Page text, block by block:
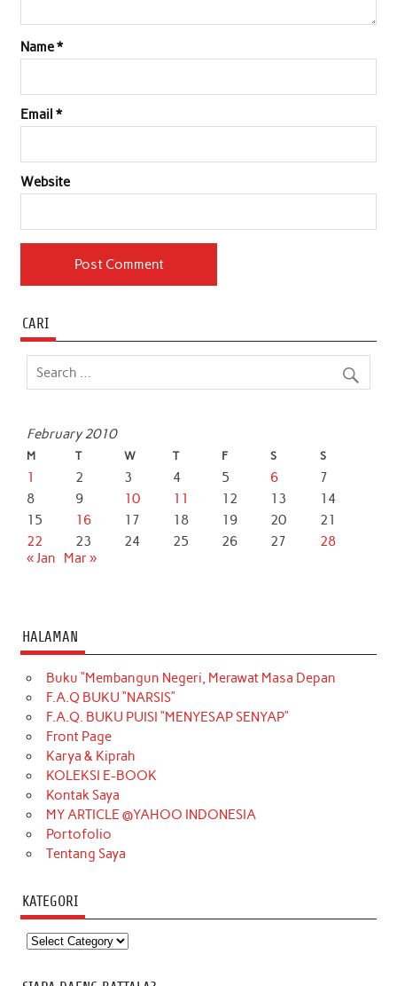
Name*
Email *
Website
CARI
February 2010
M T W T F S S
1 2 3 4 5 6
7
8
9 10 11 12 13
14
15
16 17 18 19 20
21
22
23 24 25 26 27
28
« Jan
Mar »
HALAMAN
Buku “Membangun Negeri, Merawat Masa Depan
F.A.Q BUKU “NARSIS”
F.A.Q. BUKU PUISI “MENYESAP SENYAP”
Front Page
Karya & Kiprah
KOLEKSI E-BOOK
Kontak Saya
MY ARTICLE @YAHOO INDONESIA
Portofolio
Tentang Saya
KATEGORI
Kategori